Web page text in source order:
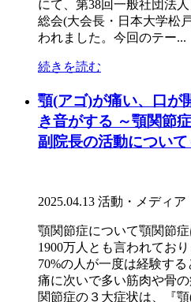
にて、第38回一般社団法
総会(大会長・日本大学松
われました。今回のテー...
続きを読む
顎(アゴ)が痛い、口が
き音がする ～顎関節
副院長の活動について
2025.04.13 活動・メディア
顎関節症について顎関節
1900万人とも言われてお
70%の人が一度は経験す
痛に次いで多い筋肉や骨
関節症の３大症状は、『